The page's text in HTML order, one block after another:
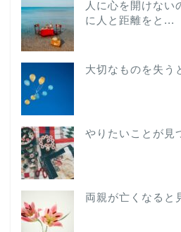
人に心を開けな
に人と距離をと...
大切なものを失う
やりたいことが見
両親が亡くなると